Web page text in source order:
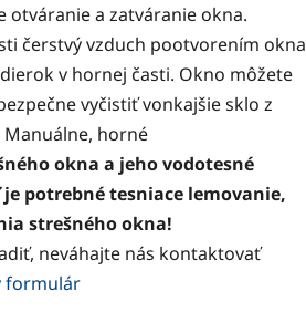
a zatváranie okna.
čerstvý vzduch pootvorením okna
v hornej časti. Okno môžete
vyčistiť vonkajšie sklo z
horné
okna a jeho vodotesné
potrebné tesniace lemovanie,
strešného okna!
neváhajte nás kontaktovať
formulár